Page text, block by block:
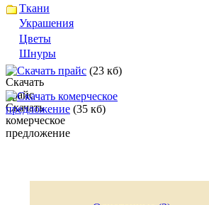
Ткани
Украшения
Цветы
Шнуры
Скачать прайс (23 кб)
Скачать комерческое
предложение (35 кб)